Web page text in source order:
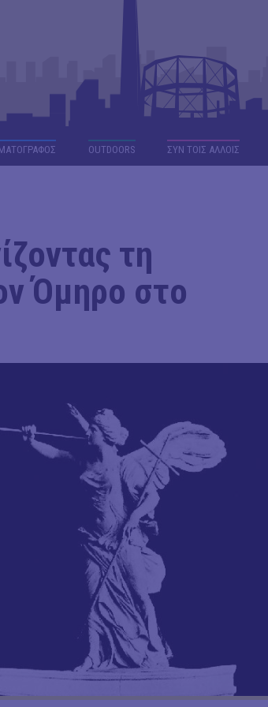
OUTDΟORS ΣΥΝ ΤΟΙΣ ΑΛΛΟΙΣ
τη
Όμηρο στο